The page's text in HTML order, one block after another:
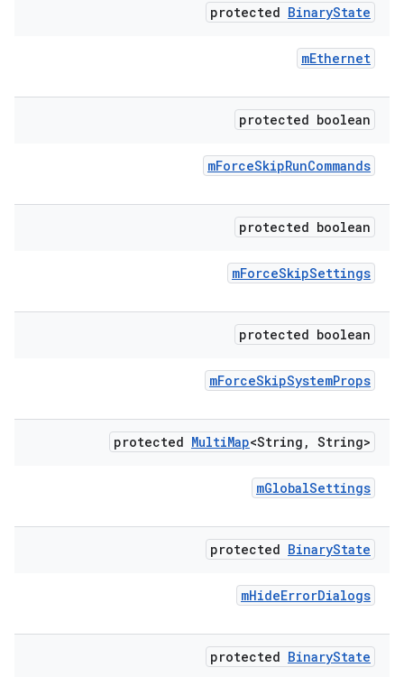
protected BinaryState
mEthernet
protected boolean
mForceSkipRunCommands
protected boolean
mForceSkipSettings
protected boolean
mForceSkipSystemProps
protected MultiMap<String , String>
mGlobalSettings
protected BinaryState
mHideErrorDialogs
protected BinaryState